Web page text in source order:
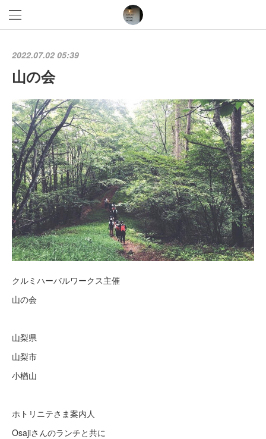
2022.07.02 05:39
山の会
クルミハーバルワークス主催
山の会
山梨県
山梨市
小楢山
ホトリニテさま案内人
Osajiさんのランチと共に